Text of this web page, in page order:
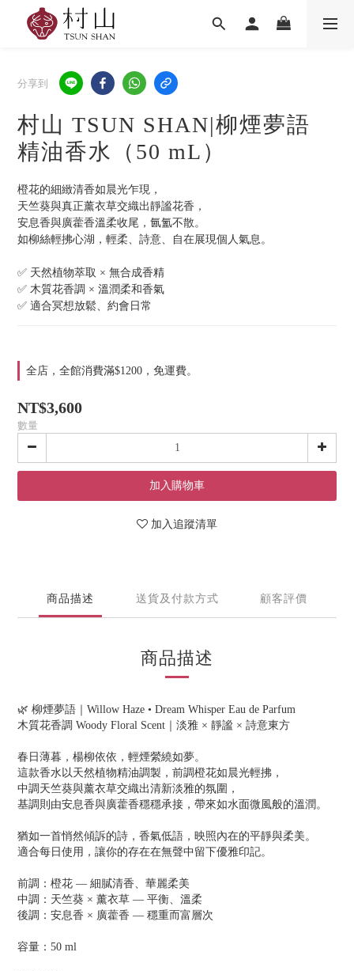
分享到
村山 TSUN SHAN|柳煙夢語
精油香水（50 mL）
橙花的細緻清香如晨光乍現，
天竺葵與真正薰衣草交織出靜謐花香，
安息香與廣藿香溫柔收尾，氤氳不散。
如柳絲輕拂心湖，輕柔、詩意、自在展現個人氣息。
✅ 天然植物萃取 × 無合成香精
✅ 木質花香調 × 溫潤柔和香氣
✅ 適合冥想放鬆、約會日常
全店，全館消費滿$1200，免運費。
NT$3,600
數量
加入購物車
加入追蹤清單
商品描述 送貨及付款方式 顧客評價
商品描述
🌿 柳煙夢語｜Willow Haze • Dream Whisper Eau de Parfum
木質花香調 Woody Floral Scent｜淡雅 × 靜謐 × 詩意東方
春日薄暮，楊柳依依，輕煙縈繞如夢。
這款香水以天然植物精油調製，前調橙花如晨光輕拂，
中調天竺葵與薰衣草交織出清新淡雅的氛圍，
基調則由安息香與廣藿香穩穩承接，帶來如水面微風般的溫潤。
猶如一首悄然傾訴的詩，香氣低語，映照內在的平靜與柔美。
適合每日使用，讓你的存在在無聲中留下優雅印記。
前調：橙花 — 細膩清香、華麗柔美
中調：天竺葵 × 薰衣草 — 平衡、溫柔
後調：安息香 × 廣藿香 — 穩重而富層次
容量：50 ml